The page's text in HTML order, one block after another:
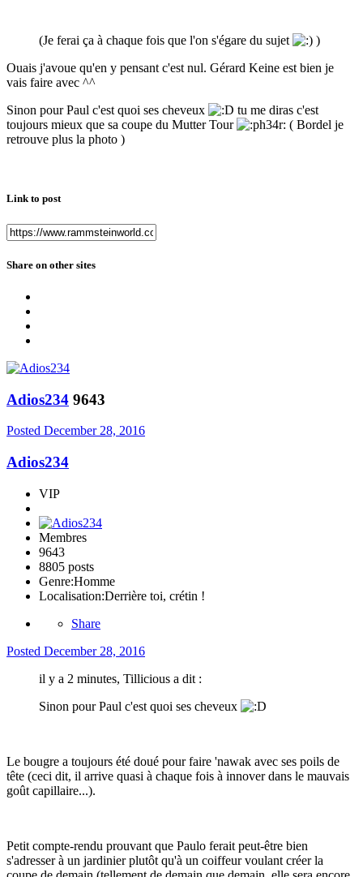
(Je ferai ça à chaque fois que l'on s'égare du sujet
)
Ouais j'avoue qu'en y pensant c'est nul. Gérard Keine est bien je
vais faire avec ^^
Sinon pour Paul c'est quoi ses cheveux
tu me diras c'est
toujours mieux que sa coupe du Mutter Tour
( Bordel je
retrouve plus la photo )
Link to post
Share on other sites
Adios234 9643
Posted December 28, 2016
Adios234
VIP
Membres
9643
8805 posts
Genre:Homme
Localisation:Derrière toi, crétin !
Share
Posted December 28, 2016
il y a 2 minutes, Tillicious a dit :
Sinon pour Paul c'est quoi ses cheveux
Le bougre a toujours été doué pour faire 'nawak avec ses poils de
tête (ceci dit, il arrive quasi à chaque fois à innover dans le mauvais
goût capillaire...).
Petit compte-rendu prouvant que Paulo ferait peut-être bien
s'adresser à un jardinier plutôt qu'à un coiffeur voulant créer la